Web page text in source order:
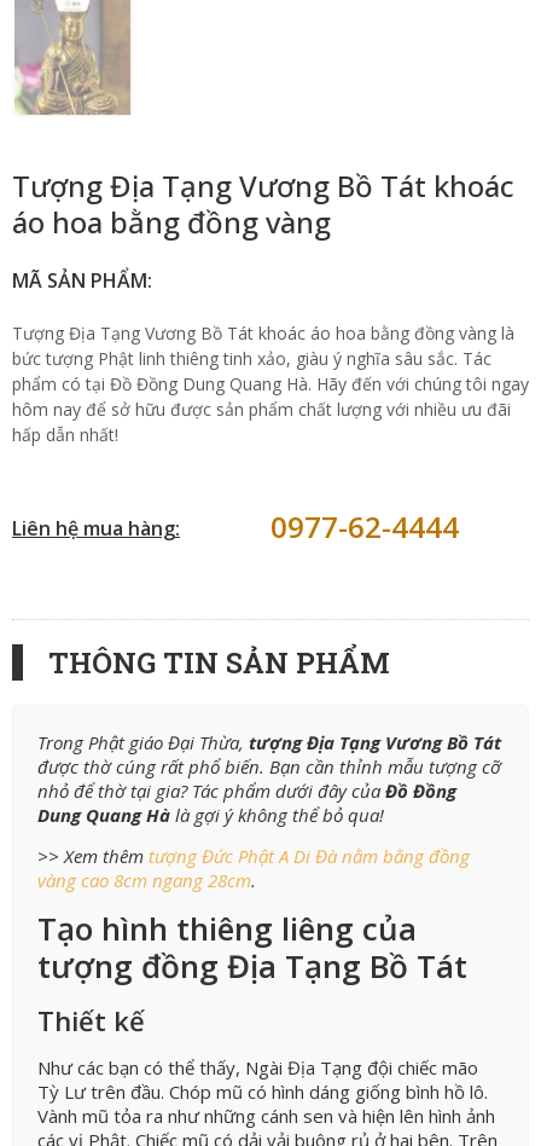
Tượng Địa Tạng Vương Bồ Tát khoác
áo hoa bằng đồng vàng
MÃ SẢN PHẨM:
Tượng Địa Tạng Vương Bồ Tát khoác áo hoa bằng đồng vàng là
bức tượng Phật linh thiêng tinh xảo, giàu ý nghĩa sâu sắc. Tác
phẩm có tại Đồ Đồng Dung Quang Hà. Hãy đến với chúng tôi ngay
hôm nay để sở hữu được sản phẩm chất lượng với nhiều ưu đãi
hấp dẫn nhất!
Liên hệ mua hàng: 0977-62-4444
THÔNG TIN SẢN PHẨM
Trong Phật giáo Đại Thừa, tượng Địa Tạng Vương Bồ Tát
được thờ cúng rất phổ biến. Bạn cần thỉnh mẫu tượng cỡ
nhỏ để thờ tại gia? Tác phẩm dưới đây của Đồ Đồng
Dung Quang Hà là gợi ý không thể bỏ qua!
>> Xem thêm tượng Đức Phật A Di Đà nằm bằng đồng
vàng cao 8cm ngang 28cm.
Tạo hình thiêng liêng của
tượng đồng Địa Tạng Bồ Tát
Thiết kế
Như các bạn có thể thấy, Ngài Địa Tạng đội chiếc mão
Tỳ Lư trên đầu. Chóp mũ có hình dáng giống bình hồ lô.
Vành mũ tỏa ra như những cánh sen và hiện lên hình ảnh
các vị Phật. Chiếc mũ có dải vải buông rủ ở hai bên. Trên